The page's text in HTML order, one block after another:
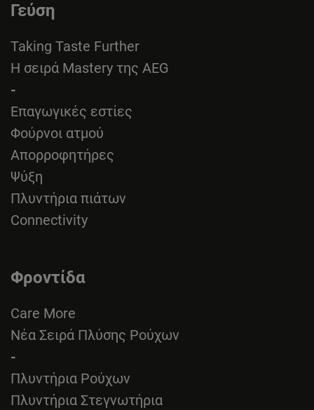
Γεύση
Taking Taste Further
Η σειρά Mastery της AEG
-
Επαγωγικές εστίες
Φούρνοι ατμού
Απορροφητήρες
Ψύξη
Πλυντήρια πιάτων
Connectivity
Φροντίδα
Care More
Νέα Σειρά Πλύσης Ρούχων
-
Πλυντήρια Ρούχων
Πλυντήρια Στεγνωτήρια